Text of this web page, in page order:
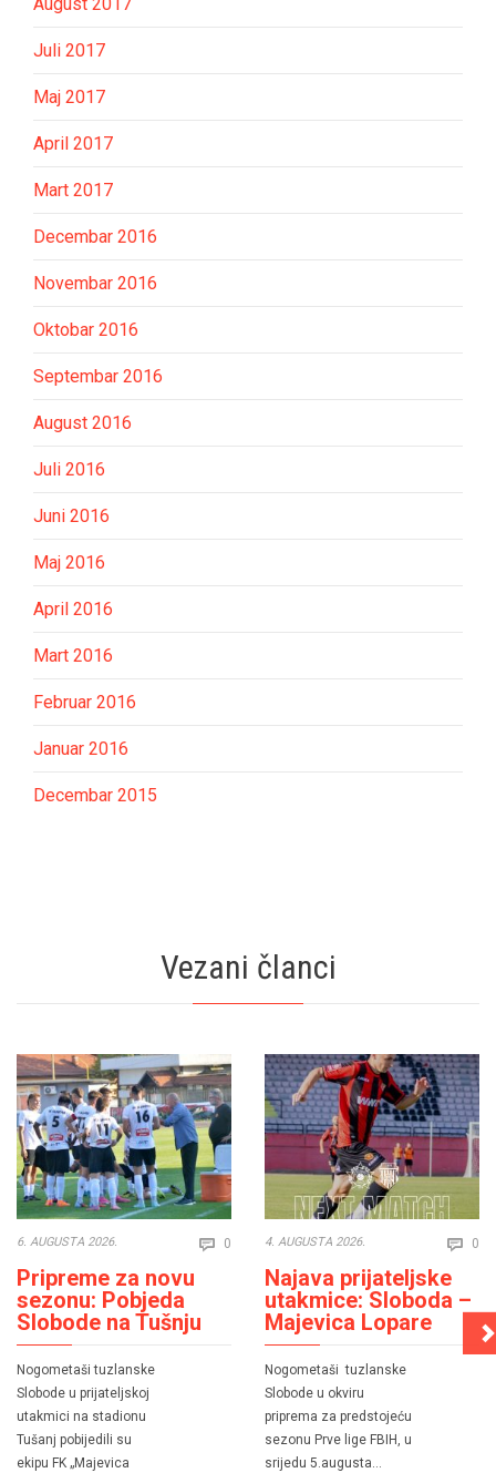
Juli 2017
Maj 2017
April 2017
Mart 2017
Decembar 2016
Novembar 2016
Oktobar 2016
Septembar 2016
August 2016
Juli 2016
Juni 2016
Maj 2016
April 2016
Mart 2016
Februar 2016
Januar 2016
Decembar 2015
Vezani članci
6. AUGUSTA 2026.  0 Comments
Pripreme za novu
sezonu: Pobjeda
Slobode na Tušnju
Nogometaši tuzlanske
Slobode u prijateljskoj
utakmici na stadionu
Tušanj pobijedili su
ekipu FK „Majevica
4. AUGUSTA 2026.  0
Najava prijateljske
utakmice: Sloboda –
Majevica Lopare
Nogometaši tuzlanske
Slobode u okviru
priprema za predstojeću
sezonu Prve lige FBIH, u
srijedu 5.augusta…